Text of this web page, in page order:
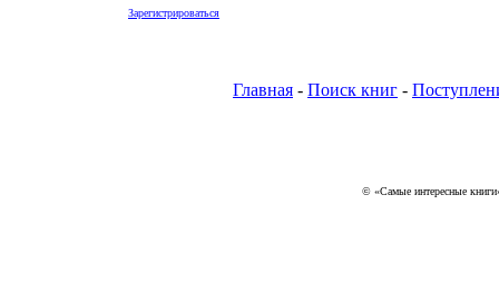
Зарегистрироваться
Главная - Поиск книг -
© «Самые интересные